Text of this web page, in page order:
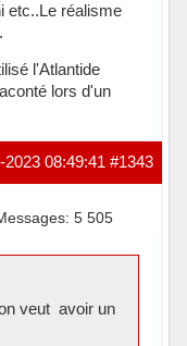
etc..Le réalisme
l'Atlantide
lors d'un
#1343
2023 08:49:41
5 505
veut avoir un